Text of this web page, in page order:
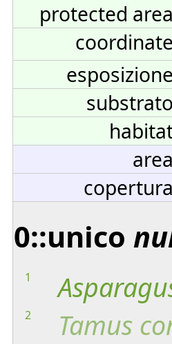
protected
0::unico
1
2 Tamus